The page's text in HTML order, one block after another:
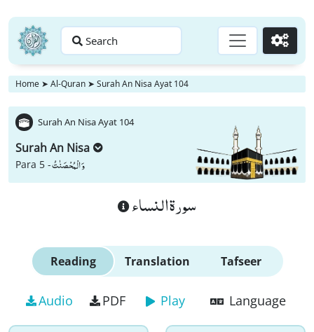
Search Go
Home ➤ Al-Quran ➤ Surah An Nisa Ayat 104
Surah An Nisa Ayat 104
Surah An Nisa
Para 5 -وَ الْمُحْصَنٰتُ
سورة النساء
Reading Translation Tafseer
Audio PDF Play Language